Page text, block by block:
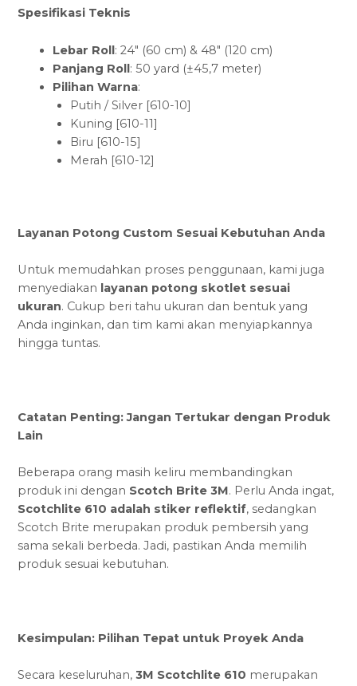
Spesifikasi Teknis
Lebar Roll: 24″ (60 cm) & 48″ (120 cm)
Panjang Roll: 50 yard (±45,7 meter)
Pilihan Warna:
Putih / Silver [610-10]
Kuning [610-11]
Biru [610-15]
Merah [610-12]
Layanan Potong Custom Sesuai Kebutuhan Anda
Untuk memudahkan proses penggunaan, kami juga
menyediakan layanan potong skotlet sesuai
ukuran. Cukup beri tahu ukuran dan bentuk yang
Anda inginkan, dan tim kami akan menyiapkannya
hingga tuntas.
Catatan Penting: Jangan Tertukar dengan Produk
Lain
Beberapa orang masih keliru membandingkan
produk ini dengan Scotch Brite 3M. Perlu Anda ingat,
Scotchlite 610 adalah stiker reflektif, sedangkan
Scotch Brite merupakan produk pembersih yang
sama sekali berbeda. Jadi, pastikan Anda memilih
produk sesuai kebutuhan.
Kesimpulan: Pilihan Tepat untuk Proyek Anda
Secara keseluruhan,3M Scotchlite 610 merupakan